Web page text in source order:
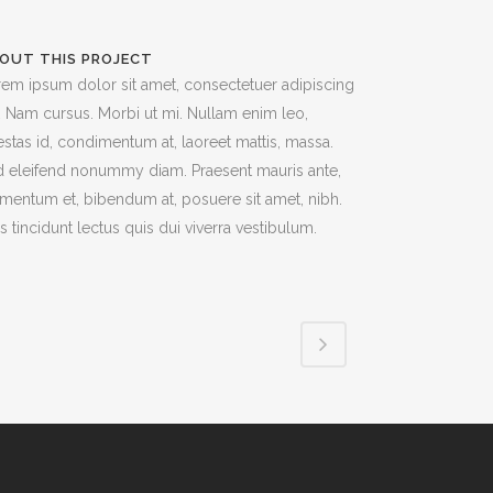
THIS PROJECT
ipsum dolor sit amet, consectetuer adipiscing
Nam cursus. Morbi ut mi. Nullam enim leo,
id, condimentum at, laoreet mattis, massa.
eleifend nonummy diam. Praesent mauris ante,
et, bibendum at, posuere sit amet, nibh.
tincidunt lectus quis dui viverra vestibulum.